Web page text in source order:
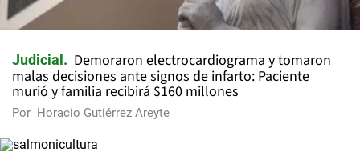
Judicial
Demoraron electrocardiograma y tomaron
malas decisiones ante signos de infarto: Paciente
murió y familia recibirá $160 millones
Por Horacio Gutiérrez Areyte